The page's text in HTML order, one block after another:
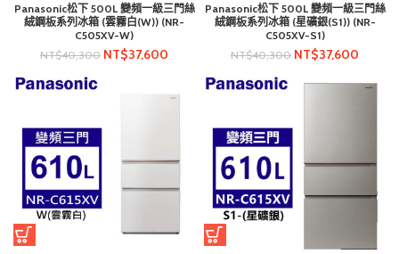
Panasonic松下 500L 變頻一級三門絲
絨鋼板系列冰箱 (雲霧白(W)) (NR-
C505XV-W)
NT$40,300 NT$37,600
Panasonic松下 500L 變頻一級三門絲
絨鋼板系列冰箱 (星礦銀(S1)) (NR-
C505XV-S1)
NT$40,300 NT$37,600